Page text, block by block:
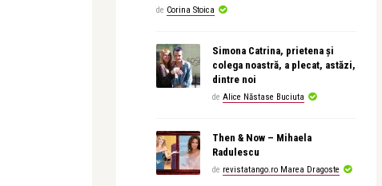
de Corina Stoica
Simona Catrina, prietena și
colega noastră, a plecat, astăzi,
dintre noi
de Alice Năstase Buciuta
Then & Now – Mihaela
Radulescu
de revistatango.ro Marea Dragoste